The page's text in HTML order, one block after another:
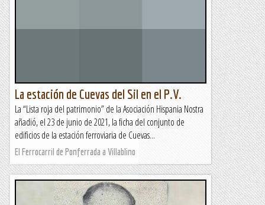
La estación de Cuevas del Sil en el P.V.
La “Lista roja del patrimonio” de la Asociación Hispania Nostra
añadió, el 23 de junio de 2021, la ficha del conjunto de
edificios de la estación ferroviaria de Cuevas...
El Ferrocarril de Ponferrada a Villablino